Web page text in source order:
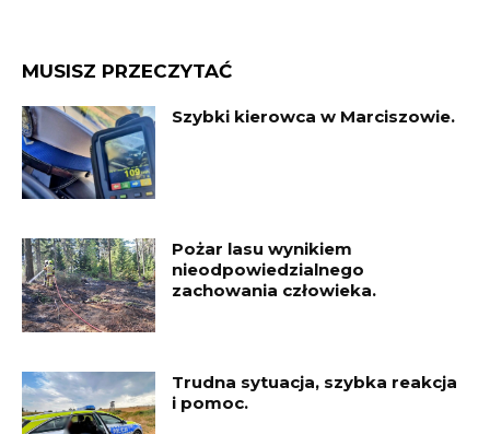
MUSISZ PRZECZYTAĆ
Szybki kierowca w Marciszowie.
Pożar lasu wynikiem
nieodpowiedzialnego
zachowania człowieka.
Trudna sytuacja, szybka reakcja
i pomoc.